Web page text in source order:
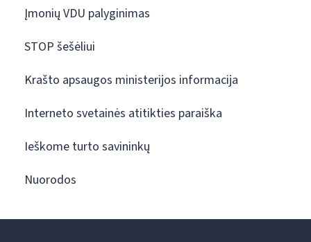
Įmonių VDU palyginimas
STOP šešėliui
Krašto apsaugos ministerijos informacija
Interneto svetainės atitikties paraiška
Ieškome turto savininkų
Nuorodos